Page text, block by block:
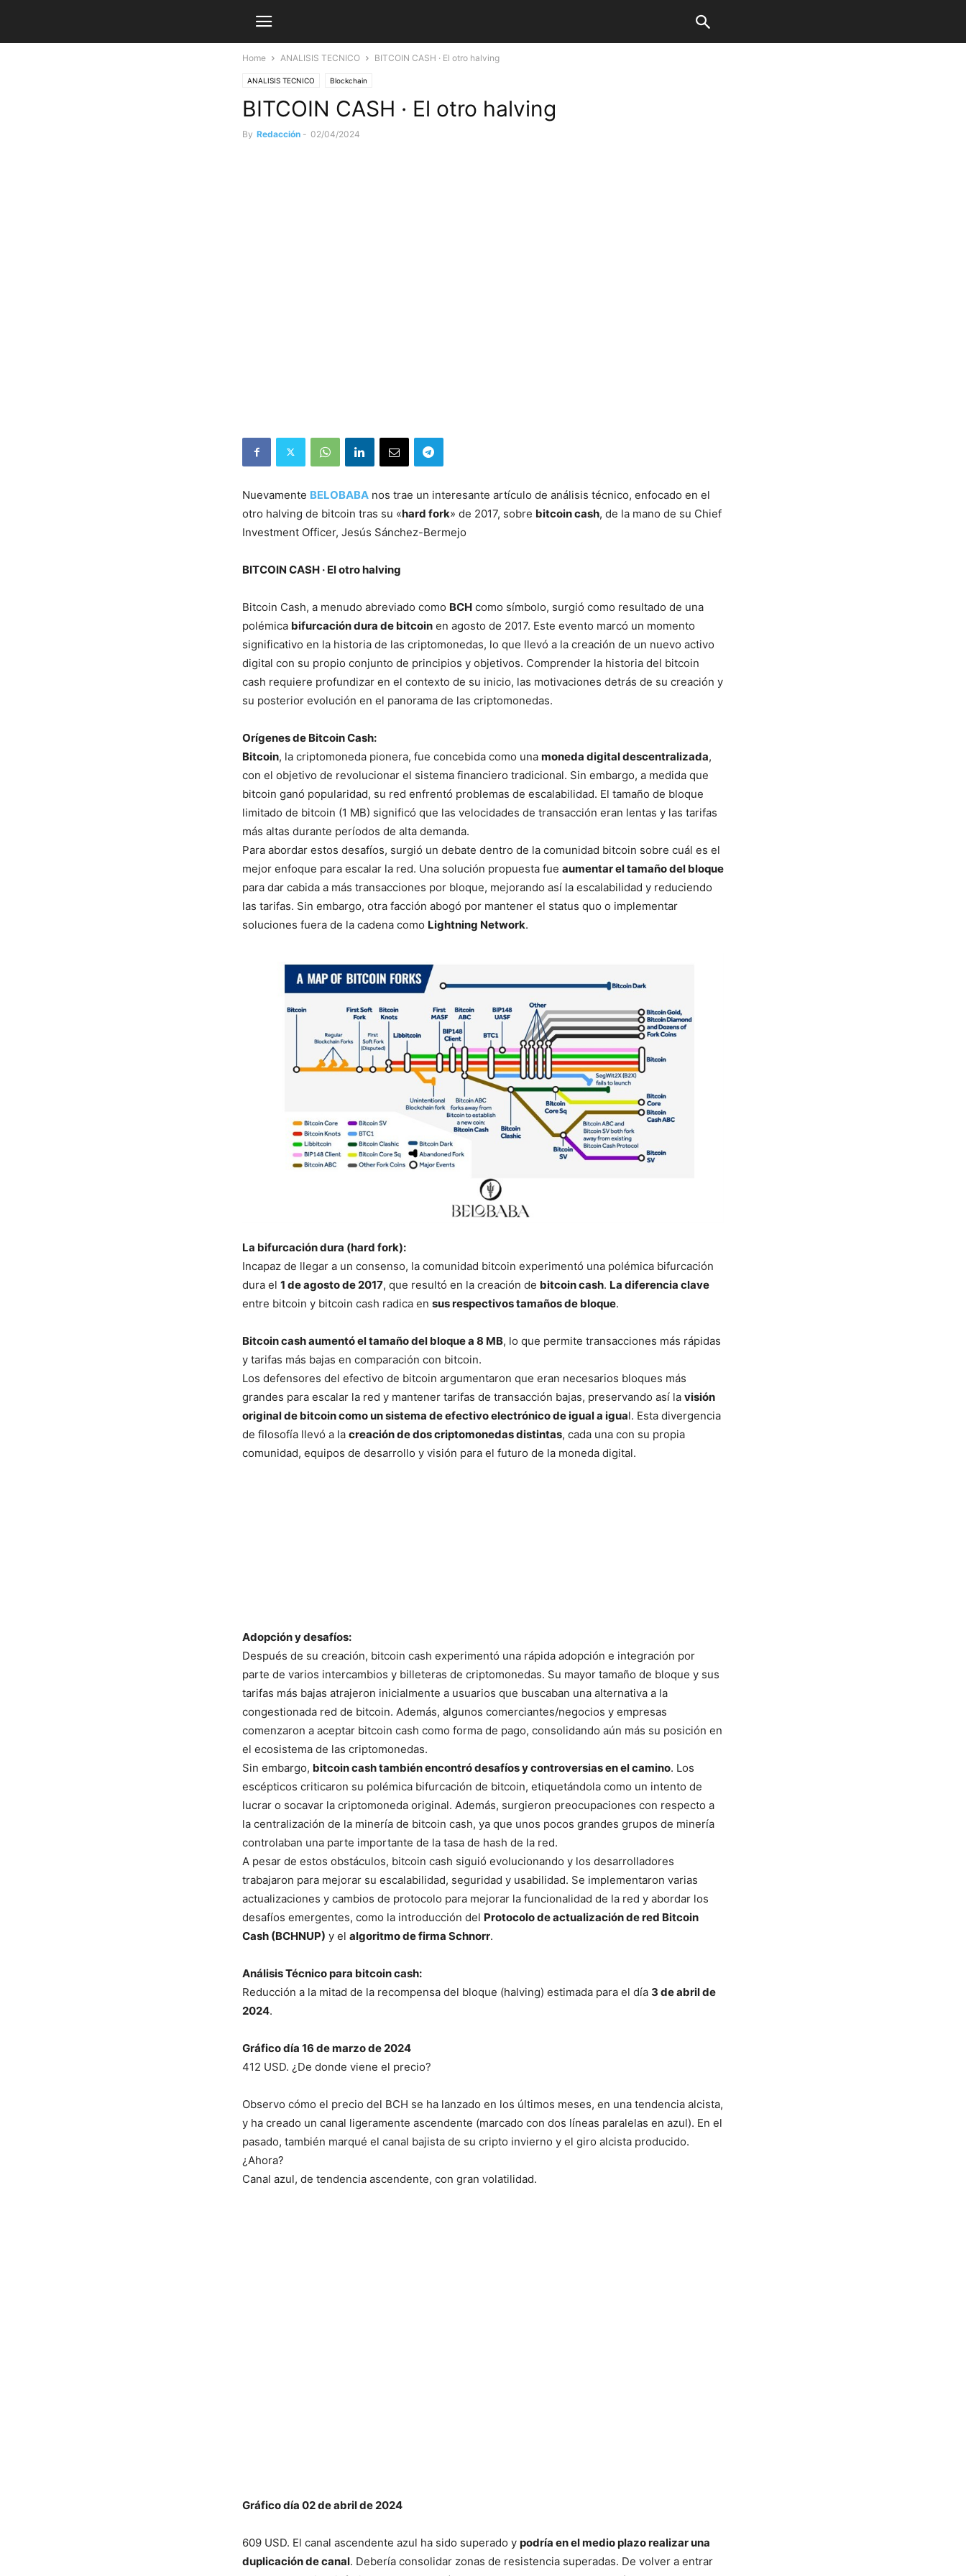
Home ANALISIS TECNICO BITCOIN CASH · El otro halving
ANALISIS TECNICO Blockchain
BITCOIN CASH · El otro halving
By Redacción - 02/04/2024
Nuevamente BELOBABA nos trae un interesante artículo de análisis técnico, enfocado en el
otro halving de bitcoin tras su «hard fork» de 2017, sobre bitcoin cash, de la mano de su Chief
Investment Officer, Jesús Sánchez-Bermejo
BITCOIN CASH · El otro halving
Bitcoin Cash, a menudo abreviado como BCH como símbolo, surgió como resultado de una
polémica bifurcación dura de bitcoin en agosto de 2017. Este evento marcó un momento
significativo en la historia de las criptomonedas, lo que llevó a la creación de un nuevo activo
digital con su propio conjunto de principios y objetivos. Comprender la historia del bitcoin
cash requiere profundizar en el contexto de su inicio, las motivaciones detrás de su creación y
su posterior evolución en el panorama de las criptomonedas.
Orígenes de Bitcoin Cash:
Bitcoin, la criptomoneda pionera, fue concebida como una moneda digital descentralizada,
con el objetivo de revolucionar el sistema financiero tradicional. Sin embargo, a medida que
bitcoin ganó popularidad, su red enfrentó problemas de escalabilidad. El tamaño de bloque
limitado de bitcoin (1 MB) significó que las velocidades de transacción eran lentas y las tarifas
más altas durante períodos de alta demanda.
Para abordar estos desafíos, surgió un debate dentro de la comunidad bitcoin sobre cuál es el
mejor enfoque para escalar la red. Una solución propuesta fue aumentar el tamaño del bloque
para dar cabida a más transacciones por bloque, mejorando así la escalabilidad y reduciendo
las tarifas. Sin embargo, otra facción abogó por mantener el status quo o implementar
soluciones fuera de la cadena como Lightning Network.
La bifurcación dura (hard fork):
Incapaz de llegar a un consenso, la comunidad bitcoin experimentó una polémica bifurcación
dura el 1 de agosto de 2017, que resultó en la creación de bitcoin cash. La diferencia clave
entre bitcoin y bitcoin cash radica en sus respectivos tamaños de bloque.
Bitcoin cash aumentó el tamaño del bloque a 8 MB, lo que permite transacciones más rápidas
y tarifas más bajas en comparación con bitcoin.
Los defensores del efectivo de bitcoin argumentaron que eran necesarios bloques más
grandes para escalar la red y mantener tarifas de transacción bajas, preservando así la visión
original de bitcoin como un sistema de efectivo electrónico de igual a igual. Esta divergencia
de filosofía llevó a la creación de dos criptomonedas distintas, cada una con su propia
comunidad, equipos de desarrollo y visión para el futuro de la moneda digital.
Adopción y desafíos:
Después de su creación, bitcoin cash experimentó una rápida adopción e integración por
parte de varios intercambios y billeteras de criptomonedas. Su mayor tamaño de bloque y sus
tarifas más bajas atrajeron inicialmente a usuarios que buscaban una alternativa a la
congestionada red de bitcoin. Además, algunos comerciantes/negocios y empresas
comenzaron a aceptar bitcoin cash como forma de pago, consolidando aún más su posición en
el ecosistema de las criptomonedas.
Sin embargo, bitcoin cash también encontró desafíos y controversias en el camino. Los
escépticos criticaron su polémica bifurcación de bitcoin, etiquetándola como un intento de
lucrar o socavar la criptomoneda original. Además, surgieron preocupaciones con respecto a
la centralización de la minería de bitcoin cash, ya que unos pocos grandes grupos de minería
controlaban una parte importante de la tasa de hash de la red.
A pesar de estos obstáculos, bitcoin cash siguió evolucionando y los desarrolladores
trabajaron para mejorar su escalabilidad, seguridad y usabilidad. Se implementaron varias
actualizaciones y cambios de protocolo para mejorar la funcionalidad de la red y abordar los
desafíos emergentes, como la introducción del Protocolo de actualización de red Bitcoin
Cash (BCHNUP) y el algoritmo de firma Schnorr.
Análisis Técnico para bitcoin cash:
Reducción a la mitad de la recompensa del bloque (halving) estimada para el día 3 de abril de
2024.
Gráfico día 16 de marzo de 2024
412 USD. ¿De donde viene el precio?
Observo cómo el precio del BCH se ha lanzado en los últimos meses, en una tendencia alcista,
y ha creado un canal ligeramente ascendente (marcado con dos líneas paralelas en azul). En el
pasado, también marqué el canal bajista de su cripto invierno y el giro alcista producido.
¿Ahora?
Canal azul, de tendencia ascendente, con gran volatilidad.
Gráfico día 02 de abril de 2024
609 USD. El canal ascendente azul ha sido superado y podría en el medio plazo realizar una
duplicación de canal. Debería consolidar zonas de resistencia superadas. De volver a entrar